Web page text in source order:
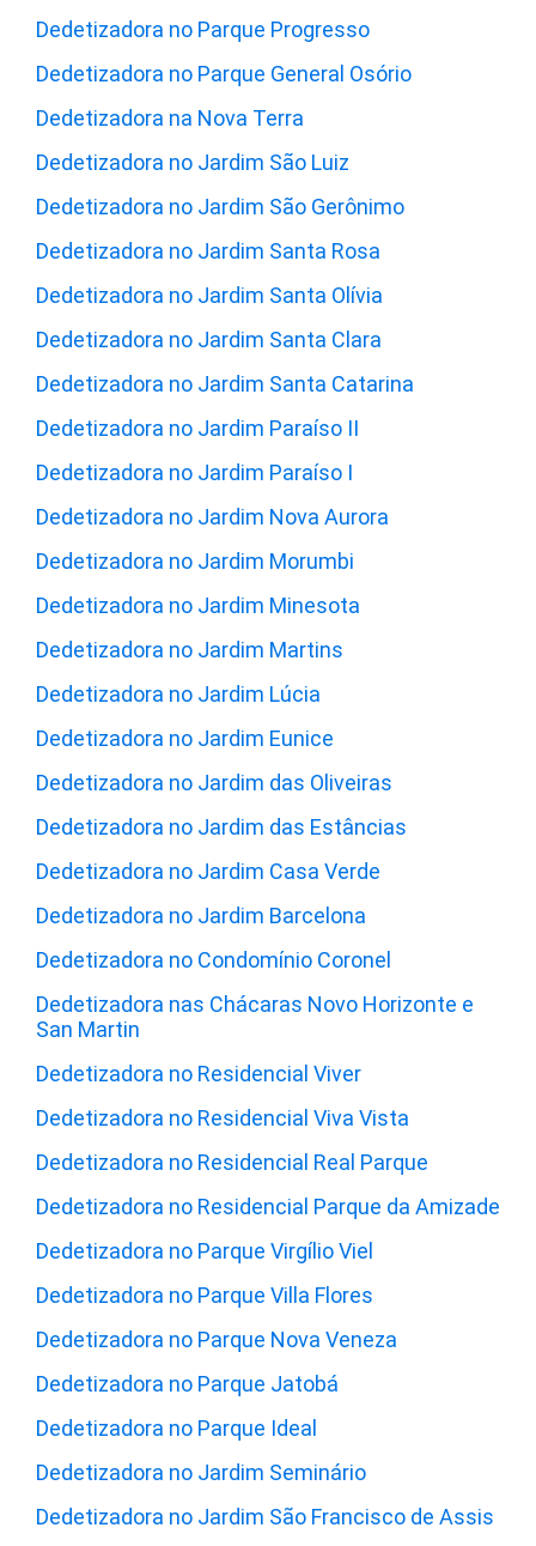
Dedetizadora no Parque Progresso
Dedetizadora no Parque General Osório
Dedetizadora na Nova Terra
Dedetizadora no Jardim São Luiz
Dedetizadora no Jardim São Gerônimo
Dedetizadora no Jardim Santa Rosa
Dedetizadora no Jardim Santa Olívia
Dedetizadora no Jardim Santa Clara
Dedetizadora no Jardim Santa Catarina
Dedetizadora no Jardim Paraíso II
Dedetizadora no Jardim Paraíso I
Dedetizadora no Jardim Nova Aurora
Dedetizadora no Jardim Morumbi
Dedetizadora no Jardim Minesota
Dedetizadora no Jardim Martins
Dedetizadora no Jardim Lúcia
Dedetizadora no Jardim Eunice
Dedetizadora no Jardim das Oliveiras
Dedetizadora no Jardim das Estâncias
Dedetizadora no Jardim Casa Verde
Dedetizadora no Jardim Barcelona
Dedetizadora no Condomínio Coronel
Dedetizadora nas Chácaras Novo Horizonte e
San Martin
Dedetizadora no Residencial Viver
Dedetizadora no Residencial Viva Vista
Dedetizadora no Residencial Real Parque
Dedetizadora no Residencial Parque da Amizade
Dedetizadora no Parque Virgílio Viel
Dedetizadora no Parque Villa Flores
Dedetizadora no Parque Nova Veneza
Dedetizadora no Parque Jatobá
Dedetizadora no Parque Ideal
Dedetizadora no Jardim Seminário
Dedetizadora no Jardim São Francisco de Assis